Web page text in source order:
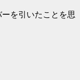
を引いたことを思